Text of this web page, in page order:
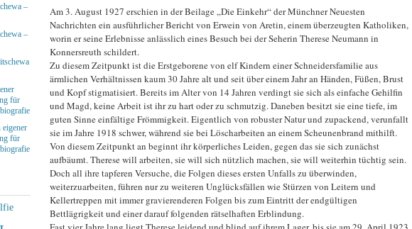
Am 3. August 1927 erschien in der Beilage „Die Einkehr“ der Münchner Neuesten
Nachrichten ein ausführlicher Bericht von Erwein von Aretin, einem überzeugten Katholiken,
worin er seine Erlebnisse anlässlich eines Besuch bei der Seherin Therese Neumann in
Konnersreuth schildert.
Zu diesem Zeitpunkt ist die Erstgeborene von elf Kindern einer Schneidersfamilie aus
ärmlichen Verhältnissen kaum 30 Jahre alt und seit über einem Jahr an Händen, Füßen, Brust
und Kopf stigmatisiert. Bereits im Alter von 14 Jahren verdingt sie sich als einfache Gehilfin
und Magd, keine Arbeit ist ihr zu hart oder zu schmutzig. Daneben besitzt sie eine tiefe, im
guten Sinne einfältige Frömmigkeit. Eigentlich von robuster Natur und zupackend, verunfallt
sie im Jahre 1918 schwer, während sie bei Löscharbeiten an einem Scheunenbrand mithilft.
Von diesem Zeitpunkt an beginnt ihr körperliches Leiden, gegen das sie sich zunächst
aufbäumt. Therese will arbeiten, sie will sich nützlich machen, sie will weiterhin tüchtig sein.
Doch all ihre tapferen Versuche, die Folgen dieses ersten Unfalls zu überwinden,
weiterzuarbeiten, führen nur zu weiteren Unglücksfällen wie Stürzen von Leitern und
Kellertreppen mit immer gravierenderen Folgen bis zum Eintritt der endgültigen
Bettlägrigkeit und einer darauf folgenden rätselhaften Erblindung.
–
–
für
eigener
für